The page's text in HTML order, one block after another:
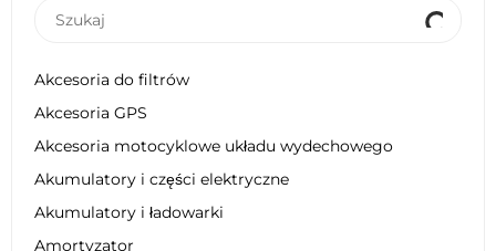
Akcesoria do filtrów
Akcesoria GPS
Akcesoria motocyklowe układu wydechowego
Akumulatory i części elektryczne
Akumulatory i ładowarki
Amortyzator